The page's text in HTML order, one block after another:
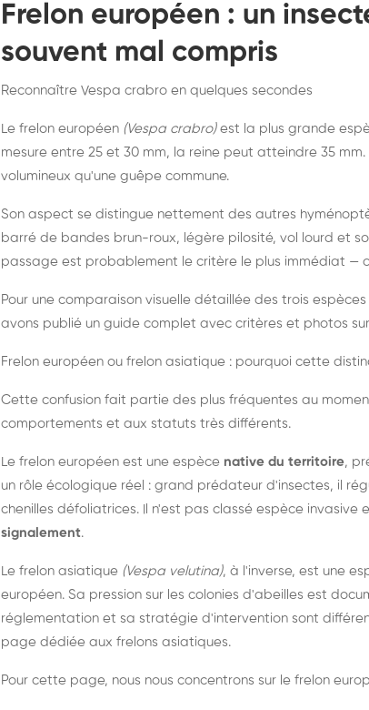
Frelon européen : un
souvent mal compris
Reconnaître Vespa crabro en quelques secondes
Le frelon européen (Vespa crabro)est la plus grande
mesure entre 25 et 30 mm, la reine peut atteindre 35
volumineux qu'une guêpe commune.
Son aspect se distingue nettement des autres
barré de bandes brun-roux, légère pilosité, vol lourd et
passage est probablement le critère le plus immédiat —
Pour une comparaison visuelle détaillée des trois
avons publié un guide complet avec critères et photos
Frelon européen ou frelon asiatique : pourquoi cette
Cette confusion fait partie des plus fréquentes au
comportements et aux statuts très différents.
Le frelon européen est une espèce native du territoire,
un rôle écologique réel : grand prédateur d'insectes, il
chenilles défoliatrices. Il n'est pas classé espèce invasive
signalement.
Le frelon asiatique (Vespa velutina), à l'inverse, est une
européen. Sa pression sur les colonies d'abeilles est
réglementation et sa stratégie d'intervention sont
page dédiée aux frelons asiatiques.
Pour cette page, nous nous concentrons sur le frelon